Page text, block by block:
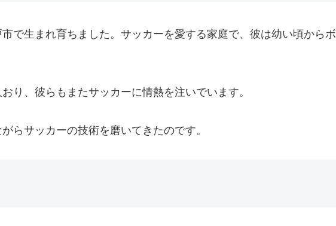
で生まれ育ちました。サッカーを愛する家庭で、彼は幼い頃からボ
り、彼らもまたサッカーに情熱を注いでいます。
らサッカーの技術を磨いてきたのです。